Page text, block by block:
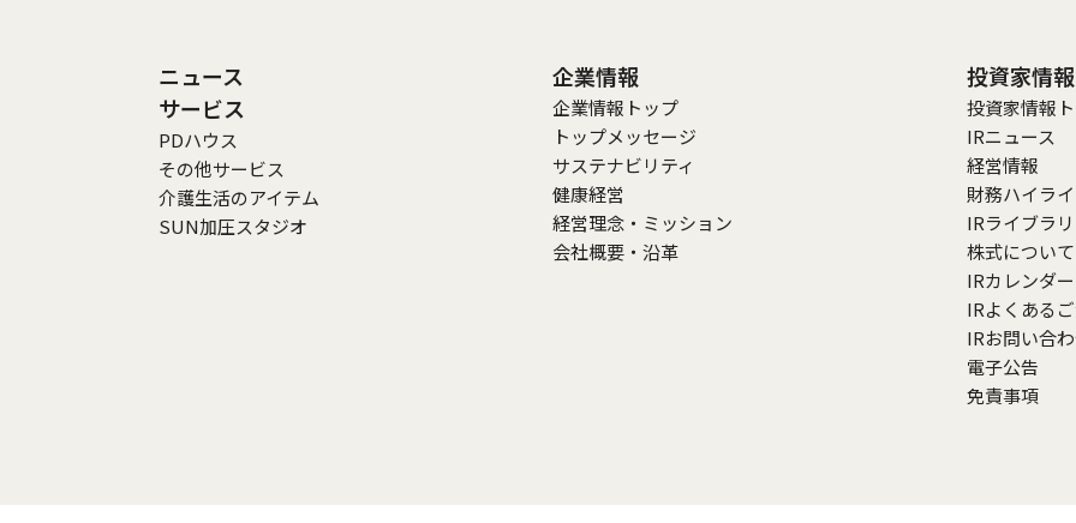
ニュース
サービス
PDハウス
その他サービス
介護生活のアイテム
SUN加圧スタジオ
企業情報
企業情報トップ
トップメッセージ
サステナビリティ
健康経営
経営理念・ミッション
会社概要・沿革
投資家情報
投資家情報
IRニュース
経営情報
財務ハイラ
IRライブラ
株式について
IRカレンダー
IRよくある
IRお問い合
電子公告
免責事項